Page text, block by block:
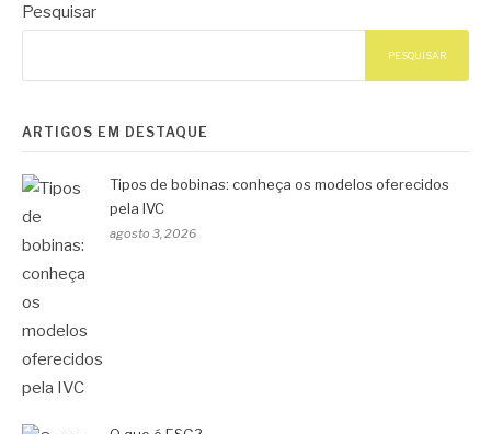
Pesquisar
PESQUISAR
ARTIGOS EM DESTAQUE
Tipos de bobinas: conheça os modelos oferecidos
pela IVC
agosto 3, 2026